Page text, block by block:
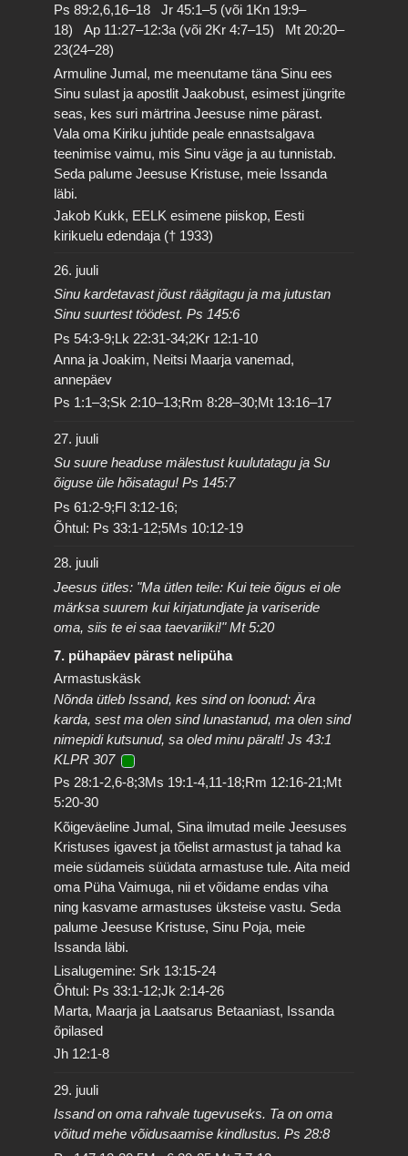
Ps 89:2,6,16–18 Jr 45:1–5 (või 1Kn 19:9–
18) Ap 11:27–12:3a (või 2Kr 4:7–15) Mt 20:20–
23(24–28)
Armuline Jumal, me meenutame täna Sinu ees
Sinu sulast ja apostlit Jaakobust, esimest jüngrite
seas, kes suri märtrina Jeesuse nime pärast.
Vala oma Kiriku juhtide peale ennastsalgava
teenimise vaimu, mis Sinu väge ja au tunnistab.
Seda palume Jeesuse Kristuse, meie Issanda
läbi.
Jakob Kukk, EELK esimene piiskop, Eesti
kirikuelu edendaja († 1933)
26. juuli
Sinu kardetavast jõust räägitagu ja ma jutustan
Sinu suurtest töödest. Ps 145:6
Ps 54:3-9;Lk 22:31-34;2Kr 12:1-10
Anna ja Joakim, Neitsi Maarja vanemad,
annepäev
Ps 1:1–3;Sk 2:10–13;Rm 8:28–30;Mt 13:16–17
27. juuli
Su suure headuse mälestust kuulutatagu ja Su
õiguse üle hõisatagu! Ps 145:7
Ps 61:2-9;Fl 3:12-16;
Õhtul: Ps 33:1-12;5Ms 10:12-19
28. juuli
Jeesus ütles: "Ma ütlen teile: Kui teie õigus ei ole
märksa suurem kui kirjatundjate ja variseride
oma, siis te ei saa taevariiki!" Mt 5:20
7. pühapäev pärast nelipüha
Armastuskäsk
Nõnda ütleb Issand, kes sind on loonud: Ära
karda, sest ma olen sind lunastanud, ma olen sind
nimepidi kutsunud, sa oled minu päralt! Js 43:1
KLPR 307
Ps 28:1-2,6-8;3Ms 19:1-4,11-18;Rm 12:16-21;Mt
5:20-30
Kõigeväeline Jumal, Sina ilmutad meile Jeesuses
Kristuses igavest ja tõelist armastust ja tahad ka
meie südameis süüdata armastuse tule. Aita meid
oma Püha Vaimuga, nii et võidame endas viha
ning kasvame armastuses üksteise vastu. Seda
palume Jeesuse Kristuse, Sinu Poja, meie
Issanda läbi.
Lisalugemine: Srk 13:15-24
Õhtul: Ps 33:1-12;Jk 2:14-26
Marta, Maarja ja Laatsarus Betaaniast, Issanda
õpilased
Jh 12:1-8
29. juuli
Issand on oma rahvale tugevuseks. Ta on oma
võitud mehe võidusaamise kindlustus. Ps 28:8